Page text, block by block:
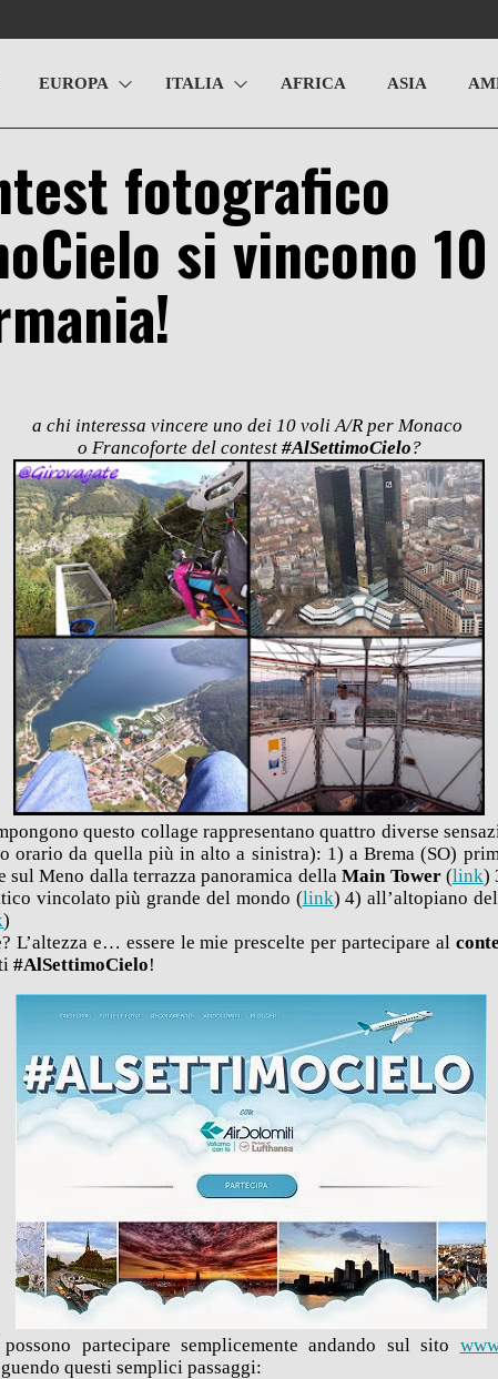
EUROPA ITALIA AFRICA ASIA
fotografico
si vincono
a chi interessa vincere uno dei 10 voli A/R per Monaco
o Francoforte del contest #AlSettimoCielo?
questo collage rappresentano quattro diverse
orario da quella più in alto a sinistra): 1) a Brema (SO)
sul Meno dalla terrazza panoramica dellaMain Tower(link)
vincolato più grande del mondo (link) 4) all’altopiano
)
L’altezza e… essere le mie prescelte per partecipare al
#AlSettimoCielo!
partecipare semplicemente andando sul sito
questi semplici passaggi: